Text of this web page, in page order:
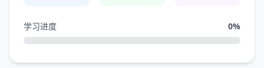
学习进度 0%